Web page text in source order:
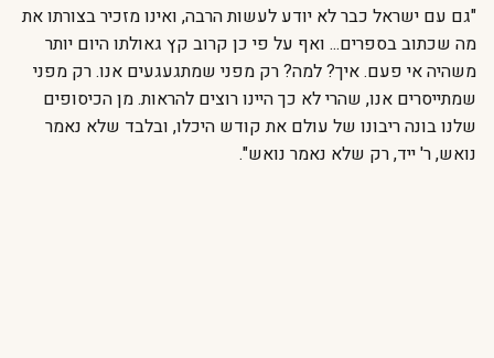
"גם עם ישראל כבר לא יודע לעשות הרבה, ואינו מזכיר בצורתו את
מה שכתוב בספרים... ואף על פי כן קרוב קץ גאולתו היום יותר
משהיה אי פעם. איך? למה? רק מפני שמתגעגעים אנו. רק מפני
שמתייסרים אנו, שהרי לא כך היינו רוצים להראות. מן הכיסופים
שלנו בונה ריבונו של עולם את קודש היכלו, ובלבד שלא נאמר
נואש, ר' ייד, רק שלא נאמר נואש".